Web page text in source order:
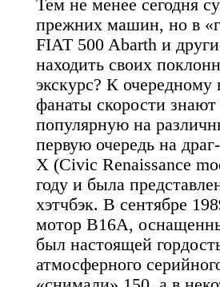
Тем не менее сегодня
прежних машин, но в
FIAT 500 Abarth и
находить своих
экскурс? К
фанаты скорости
популярную на
первую очередь на
X (Civic Renaissance
году и была
хэтчбэк. В сентябре
мотор B16A,
был настоящей
атмосферного